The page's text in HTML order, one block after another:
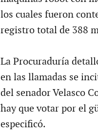
los cuales fueron
registro total de 388
La Procuraduría
en las llamadas se
del senador Velasco
hay que votar por el
especificó.